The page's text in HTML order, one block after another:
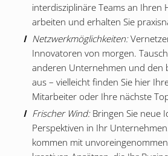
interdisziplinäre Teams an Ihren
arbeiten und erhalten Sie
Netzwerkmöglichkeiten:
Innovatoren von morgen.
anderen Unternehmen und den
aus – vielleicht finden Sie hier
Mitarbeiter oder Ihre nächste
Frischer Wind:Bringen Sie neue
Perspektiven in Ihr
kommen mit